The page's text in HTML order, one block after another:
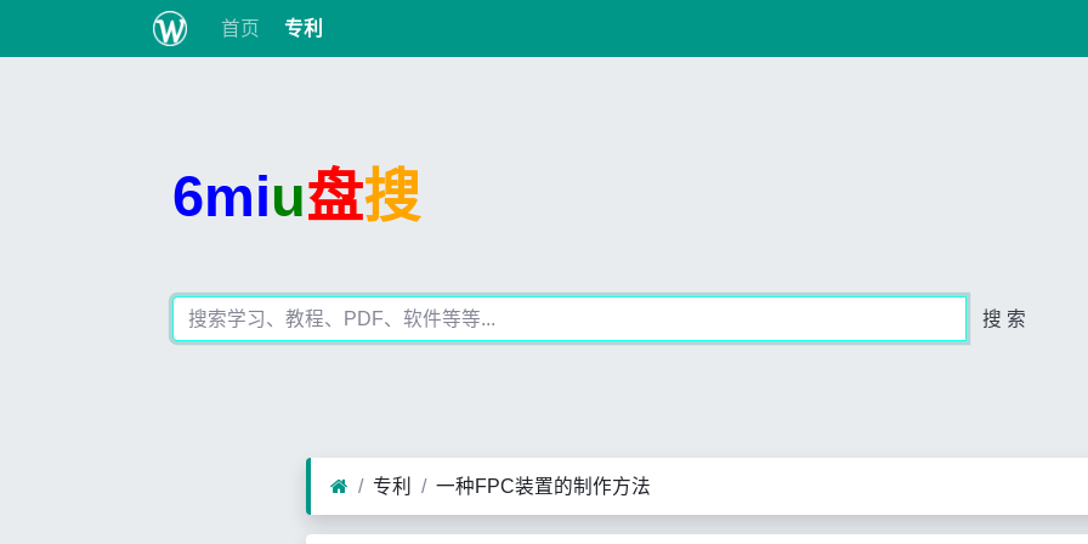
首页 专利
6miu盘搜
搜 索
专利 一种FPC装置的制作方法